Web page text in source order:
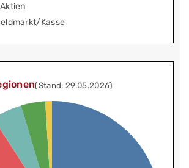
Aktien
Kasse
(Stand: 29.05.2026)